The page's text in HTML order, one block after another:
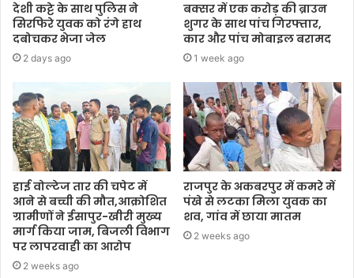
देशी कट्टे के साथ पुलिस ने
सिरफिरे युवक को रंगे हाथ
दबोचकर भेजा जेल
2 days ago
बक्सर में एक करोड़ की ब्राउन
शुगर के साथ पांच गिरफ्तार,
कार और पांच मोबाइल बरामद
1 week ago
हाई वोल्टेज तार की चपेट में
आने से बच्ची की मौत,आक्रोशित
ग्रामीणों ने ईसापुर-खीरी मुख्य
मार्ग किया जाम, बिजली विभाग
पर लापरवाही का आरोप
2 weeks ago
राजपुर के अकबरपुर में कमरे में
पंखे से लटका मिला युवक का
शव, गांव में छाया मातम
2 weeks ago